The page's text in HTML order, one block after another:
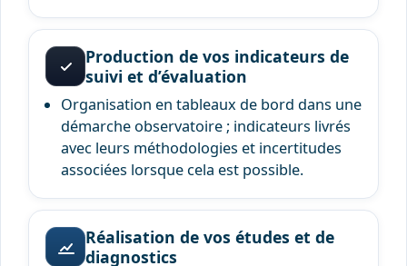
Production de vos indicateurs de
suivi et d’évaluation
Organisation en tableaux de bord dans une
démarche observatoire ; indicateurs livrés
avec leurs méthodologies et incertitudes
associées lorsque cela est possible.
Réalisation de vos études et de
diagnostics